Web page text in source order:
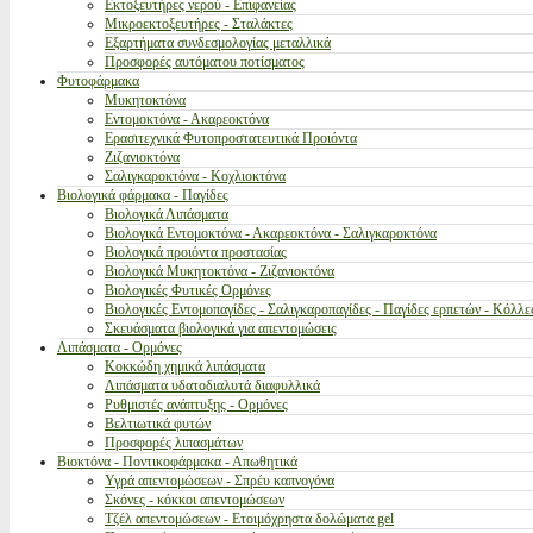
Εκτοξευτήρες νερού - Επιφανείας
Μικροεκτοξευτήρες - Σταλάκτες
Εξαρτήματα συνδεσμολογίας μεταλλικά
Προσφορές αυτόματου ποτίσματος
Φυτοφάρμακα
Μυκητοκτόνα
Εντομοκτόνα - Ακαρεοκτόνα
Ερασιτεχνικά Φυτοπροστατευτικά Προιόντα
Ζιζανιοκτόνα
Σαλιγκαροκτόνα - Κοχλιοκτόνα
Βιολογικά φάρμακα - Παγίδες
Βιολογικά Λιπάσματα
Βιολογικά Εντομοκτόνα - Ακαρεοκτόνα - Σαλιγκαροκτόνα
Βιολογικά προιόντα προστασίας
Βιολογικά Μυκητοκτόνα - Ζιζανιοκτόνα
Βιολογικές Φυτικές Ορμόνες
Βιολογικές Εντομοπαγίδες - Σαλιγκαροπαγίδες - Παγίδες ερπετών -
Σκευάσματα βιολογικά για απεντομώσεις
Λιπάσματα - Ορμόνες
Κοκκώδη χημικά λιπάσματα
Λιπάσματα υδατοδιαλυτά διαφυλλικά
Ρυθμιστές ανάπτυξης - Ορμόνες
Βελτιωτικά φυτών
Προσφορές λιπασμάτων
Βιοκτόνα - Ποντικοφάρμακα - Απωθητικά
Υγρά απεντομώσεων - Σπρέυ καπνογόνα
Σκόνες - κόκκοι απεντομώσεων
Τζέλ απεντομώσεων - Ετοιμόχρηστα δολώματα gel